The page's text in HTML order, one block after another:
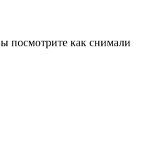
посмотрите как снимали